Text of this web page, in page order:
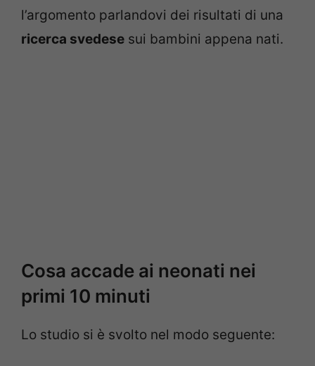
l’argomento parlandovi dei risultati di una
ricerca svedese sui bambini appena nati.
Cosa accade ai neonati nei
primi 10 minuti
Lo studio si è svolto nel modo seguente: